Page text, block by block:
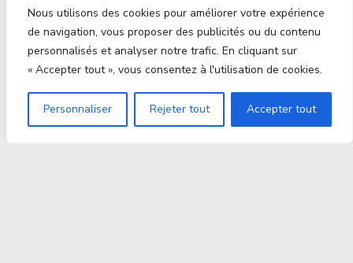
Nous utilisons des cookies pour améliorer votre expérience
de navigation, vous proposer des publicités ou du contenu
personnalisés et analyser notre trafic. En cliquant sur
« Accepter tout », vous consentez à l'utilisation de cookies.
Personnaliser Rejeter tout Accepter tout